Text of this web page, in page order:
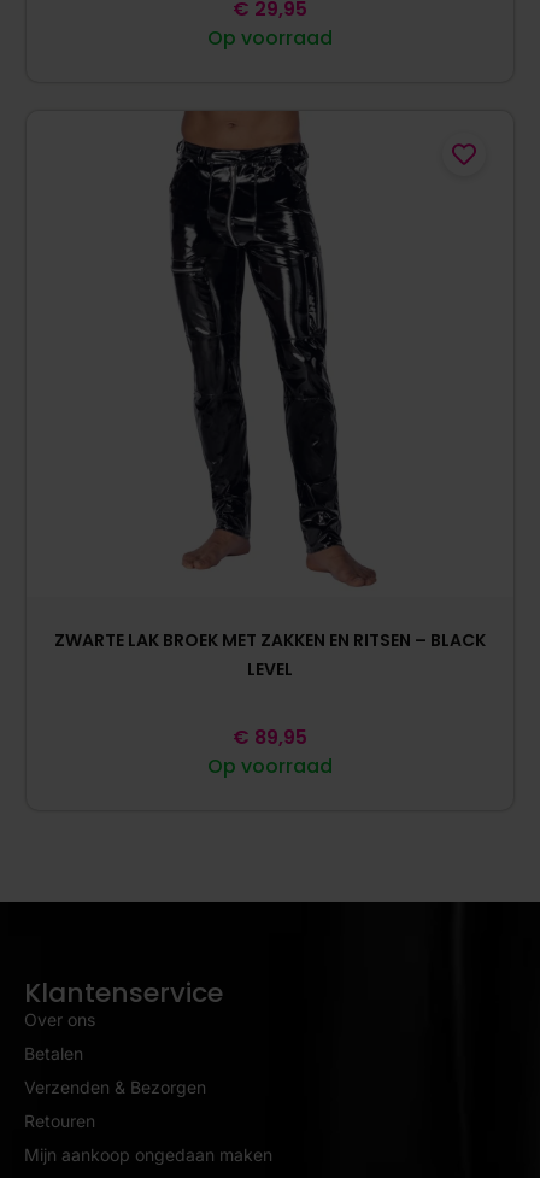
Op voorraad
€ 29,95
ZWARTE LAK BROEK MET ZAKKEN EN RITSEN – BLACK
LEVEL
Op voorraad
€ 89,95
Klantenservice
Over ons
Betalen
Verzenden & Bezorgen
Retouren
Mijn aankoop ongedaan maken